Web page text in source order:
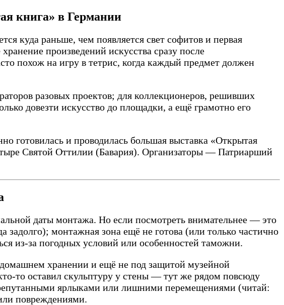
книга» в Германии
куда раньше, чем появляется свет софитов и первая
произведений искусства сразу после
похож на игру в тетрис, когда каждый предмет должен
разовых проектов; для коллекционеров, решивших
довезти искусство до площадки, а ещё грамотно его
готовилась и проводилась большая выставка «Открытая
Святой Оттилии (Бавария). Организаторы — Патриарший
даты монтажа. Но если посмотреть внимательнее — это
задолго); монтажная зона ещё не готова (или только частично
из-за погодных условий или особенностей таможни.
хранении и ещё не под защитой музейной
то оставил скульптуру у стены — тут же рядом повсюду
ярлыками или лишними перемещениями (читай:
повреждениями.